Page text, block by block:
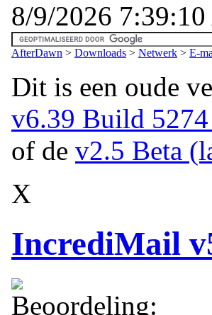
8/9/2026
AfterDawn > Downloads > Netwerk > E-
Dit is een oude
v6.39 Build 5274
of de v2.5 Beta
X
IncrediMail